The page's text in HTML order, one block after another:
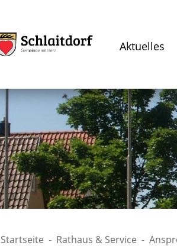
Aktuelles
Startseite Rathaus & Service